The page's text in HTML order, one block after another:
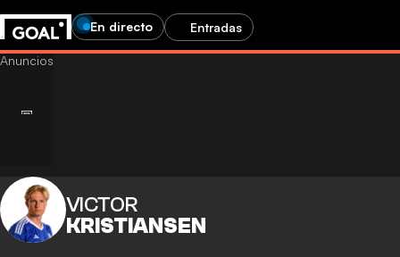
En directo Entradas
VICTOR
KRISTIANSEN